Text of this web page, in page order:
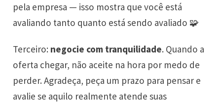
pela empresa — isso mostra que você está
avaliando tanto quanto está sendo avaliado 🧩
Terceiro: negocie com tranquilidade. Quando a
oferta chegar, não aceite na hora por medo de
perder. Agradeça, peça um prazo para pensar e
avalie se aquilo realmente atende suas